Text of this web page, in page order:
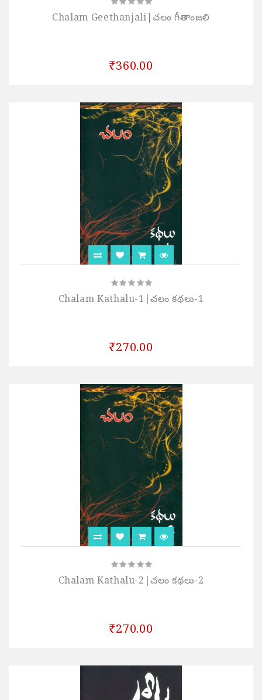
Chalam Geethanjali|చలం గీతాంజలి
₹360.00
Chalam Kathalu-1|చలం కథలు-1
₹270.00
Chalam Kathalu-2|చలం కథలు-2
₹270.00